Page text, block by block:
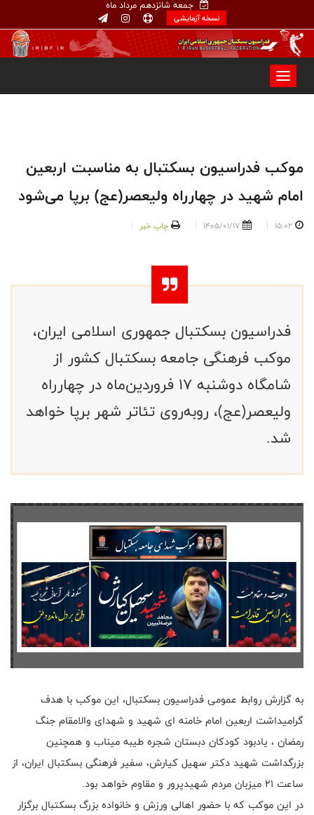
جمعه شانزدهم مرداد ماه
نسخه آزمایشی
موکب فدراسیون بسکتبال به مناسبت اربعین
امام شهید در چهارراه ولیعصر(عج) برپا می‌شود
15:02
1405/01/17 چاپ خبر
فدراسیون بسکتبال جمهوری اسلامی ایران،
موکب فرهنگی جامعه بسکتبال کشور از
شامگاه دوشنبه ۱۷ فروردین‌ماه در چهارراه
ولیعصر(عج)، روبه‌روی تئاتر شهر برپا خواهد
شد.
به گزارش روابط عمومی فدراسیون بسکتبال، این موکب با هدف
گرامیداشت اربعین امام خامنه ای شهید و شهدای والامقام جنگ
رمضان ، یادبود کودکان دبستان شجره طیبه میناب و همچنین
بزرگداشت شهید دکتر سهیل کیارش، سفیر فرهنگی بسکتبال ایران، از
ساعت ۲۱ میزبان مردم شهیدپرور و مقاوم خواهد بود.
در این موکب که با حضور اهالی ورزش و خانواده بزرگ بسکتبال برگزار